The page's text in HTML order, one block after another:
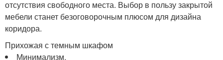
отсутствия свободного места. Выбор в пользу закрытой
мебели станет безоговорочным плюсом для дизайна
коридора.
Прихожая с темным шкафом
Минимализм.